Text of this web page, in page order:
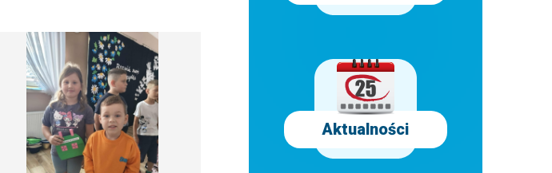
Aktualności